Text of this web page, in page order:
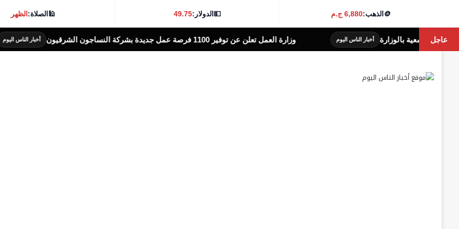
🪙الذهب:6,880 ج.م 💵الدولار:49.75
🕌الصلاة:الظهر
عاجل أخبار الناس اليوم وزارة العمل تعلن عن توفير 1100 فرصة عمل جديدة بشركة النساجون الشرقيون أخبار الناس اليوم محافظة